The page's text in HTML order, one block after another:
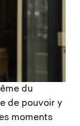
du
de pouvoir y
moments